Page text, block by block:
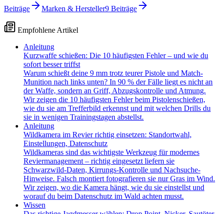
Beiträge
Marken & Hersteller9 Beiträge
Empfohlene Artikel
Anleitung
Kurzwaffe schießen: Die 10 häufigsten Fehler – und wie du
sofort besser triffst
Warum schießt deine 9 mm trotz teurer Pistole und Match-
Munition nach links unten? In 90 % der Fälle liegt es nicht an
der Waffe, sondern an Griff, Abzugskontrolle und Atmung.
Wir zeigen die 10 häufigsten Fehler beim Pistolenschießen,
wie du sie am Trefferbild erkennst und mit welchen Drills du
sie in wenigen Trainingstagen abstellst.
Anleitung
Wildkamera im Revier richtig einsetzen: Standortwahl,
Einstellungen, Datenschutz
Wildkameras sind das wichtigste Werkzeug für modernes
Reviermanagement – richtig eingesetzt liefern sie
Schwarzwild-Daten, Kirrungs-Kontrolle und Nachsuche-
Hinweise. Falsch montiert fotografieren sie nur Gras im Wind.
Wir zeigen, wo die Kamera hängt, wie du sie einstellst und
worauf du beim Datenschutz im Wald achten musst.
Wissen